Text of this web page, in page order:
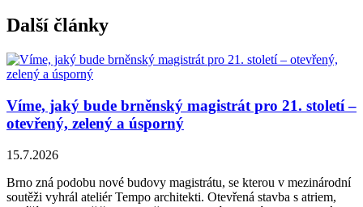
Další články
Víme, jaký bude brněnský magistrát pro 21. století –
otevřený, zelený a úsporný
15.7.2026
Brno zná podobu nové budovy magistrátu, se kterou v mezinárodní
soutěži vyhrál ateliér Tempo architekti. Otevřená stavba s atriem,